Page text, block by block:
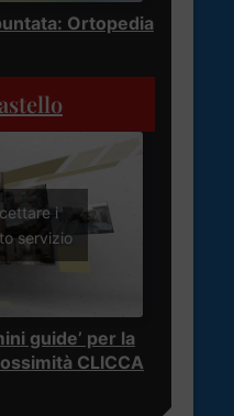
Ortopedia
i
servizio
guide’ per la
CLICCA